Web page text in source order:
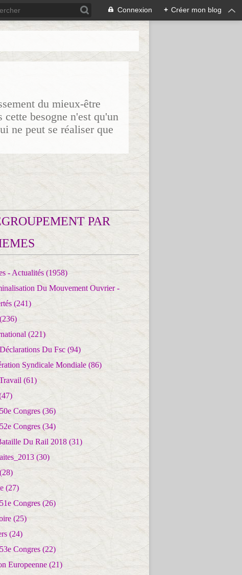
Connexion + Créer mon blog
du mieux-être
besogne n'est qu'un
ne peut se réaliser que
PAR
- Actualités (1958)
Du Mouvement Ouvrier -
(241)
(236)
(221)
Du Fsc (94)
Syndicale Mondiale (86)
(61)
Congres (36)
Congres (34)
Du Rail 2018 (31)
(30)
(28)
(27)
Congres (26)
(25)
(24)
Congres (22)
Europeenne (21)